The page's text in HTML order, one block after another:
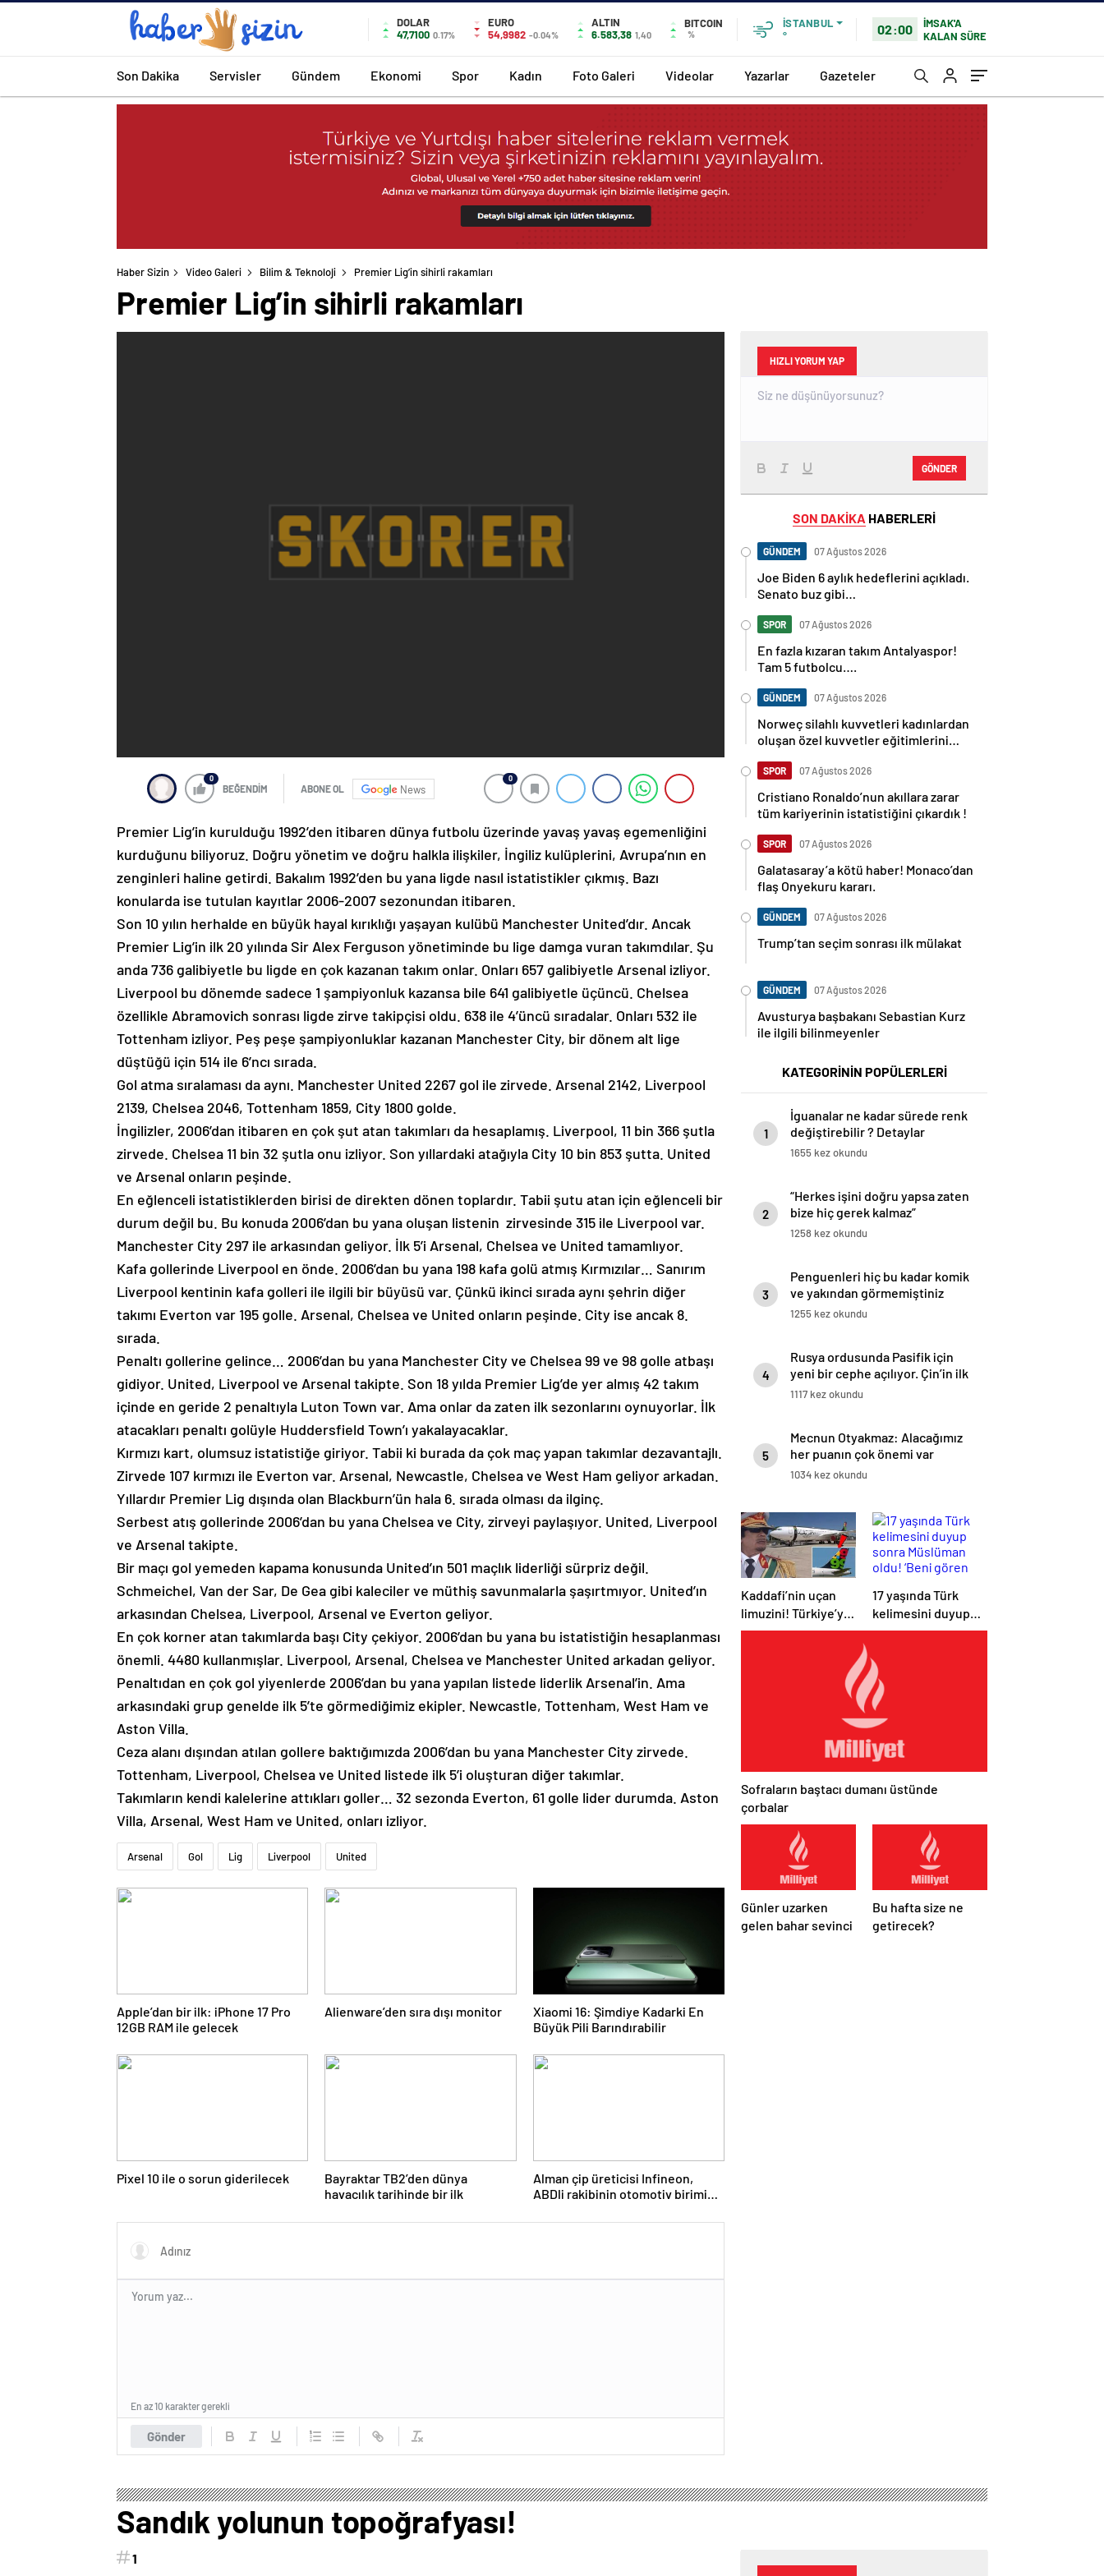
DOLAR
47,7100 0.17%
EURO
54,9982 -0.04%
ALTIN
6.583,38 1,40
BITCOIN
%
İSTANBUL
°
02:00
İMSAK'A
KALAN SÜRE
Son Dakika Servisler Gündem Ekonomi Spor Kadın Foto Galeri Videolar Yazarlar Gazeteler
Haber Sizin Video Galeri Bilim & Teknoloji Premier Lig’in sihirli rakamları
Premier Lig’in sihirli rakamları
0
BEĞENDİM ABONE OL News
0
Premier Lig’in kurulduğu 1992’den itibaren dünya futbolu üzerinde yavaş yavaş egemenliğini
kurduğunu biliyoruz. Doğru yönetim ve doğru halkla ilişkiler, İngiliz kulüplerini, Avrupa’nın en
zenginleri haline getirdi. Bakalım 1992’den bu yana ligde nasıl istatistikler çıkmış. Bazı
konularda ise tutulan kayıtlar 2006-2007 sezonundan itibaren.
Son 10 yılın herhalde en büyük hayal kırıklığı yaşayan kulübü Manchester United’dır. Ancak
Premier Lig’in ilk 20 yılında Sir Alex Ferguson yönetiminde bu lige damga vuran takımdılar. Şu
anda 736 galibiyetle bu ligde en çok kazanan takım onlar. Onları 657 galibiyetle Arsenal izliyor.
Liverpool bu dönemde sadece 1 şampiyonluk kazansa bile 641 galibiyetle üçüncü. Chelsea
özellikle Abramovich sonrası ligde zirve takipçisi oldu. 638 ile 4’üncü sıradalar. Onları 532 ile
Tottenham izliyor. Peş peşe şampiyonluklar kazanan Manchester City, bir dönem alt lige
düştüğü için 514 ile 6’ncı sırada.
Gol atma sıralaması da aynı. Manchester United 2267 gol ile zirvede. Arsenal 2142, Liverpool
2139, Chelsea 2046, Tottenham 1859, City 1800 golde.
İngilizler, 2006’dan itibaren en çok şut atan takımları da hesaplamış. Liverpool, 11 bin 366 şutla
zirvede. Chelsea 11 bin 32 şutla onu izliyor. Son yıllardaki atağıyla City 10 bin 853 şutta. United
ve Arsenal onların peşinde.
En eğlenceli istatistiklerden birisi de direkten dönen toplardır. Tabii şutu atan için eğlenceli bir
durum değil bu. Bu konuda 2006’dan bu yana oluşan listenin zirvesinde 315 ile Liverpool var.
Manchester City 297 ile arkasından geliyor. İlk 5’i Arsenal, Chelsea ve United tamamlıyor.
Kafa gollerinde Liverpool en önde. 2006’dan bu yana 198 kafa golü atmış Kırmızılar… Sanırım
Liverpool kentinin kafa golleri ile ilgili bir büyüsü var. Çünkü ikinci sırada aynı şehrin diğer
takımı Everton var 195 golle. Arsenal, Chelsea ve United onların peşinde. City ise ancak 8.
sırada.
Penaltı gollerine gelince… 2006’dan bu yana Manchester City ve Chelsea 99 ve 98 golle atbaşı
gidiyor. United, Liverpool ve Arsenal takipte. Son 18 yılda Premier Lig’de yer almış 42 takım
içinde en geride 2 penaltıyla Luton Town var. Ama onlar da zaten ilk sezonlarını oynuyorlar. İlk
atacakları penaltı golüyle Huddersfield Town’ı yakalayacaklar.
Kırmızı kart, olumsuz istatistiğe giriyor. Tabii ki burada da çok maç yapan takımlar dezavantajlı.
Zirvede 107 kırmızı ile Everton var. Arsenal, Newcastle, Chelsea ve West Ham geliyor arkadan.
Yıllardır Premier Lig dışında olan Blackburn’ün hala 6. sırada olması da ilginç.
Serbest atış gollerinde 2006’dan bu yana Chelsea ve City, zirveyi paylaşıyor. United, Liverpool
ve Arsenal takipte.
Bir maçı gol yemeden kapama konusunda United’ın 501 maçlık liderliği sürpriz değil.
Schmeichel, Van der Sar, De Gea gibi kaleciler ve müthiş savunmalarla şaşırtmıyor. United’ın
arkasından Chelsea, Liverpool, Arsenal ve Everton geliyor.
En çok korner atan takımlarda başı City çekiyor. 2006’dan bu yana bu istatistiğin hesaplanması
önemli. 4480 kullanmışlar. Liverpool, Arsenal, Chelsea ve Manchester United arkadan geliyor.
Penaltıdan en çok gol yiyenlerde 2006’dan bu yana yapılan listede liderlik Arsenal’in. Ama
arkasındaki grup genelde ilk 5’te görmediğimiz ekipler. Newcastle, Tottenham, West Ham ve
Aston Villa.
Ceza alanı dışından atılan gollere baktığımızda 2006’dan bu yana Manchester City zirvede.
Tottenham, Liverpool, Chelsea ve United listede ilk 5’i oluşturan diğer takımlar.
Takımların kendi kalelerine attıkları goller… 32 sezonda Everton, 61 golle lider durumda. Aston
Villa, Arsenal, West Ham ve United, onları izliyor.
Arsenal Gol Lig Liverpool United
Apple’dan bir ilk: iPhone 17 Pro
12GB RAM ile gelecek
Alienware’den sıra dışı monitor
Xiaomi 16: Şimdiye Kadarki En
Büyük Pili Barındırabilir
Pixel 10 ile o sorun giderilecek
Bayraktar TB2’den dünya
havacılık tarihinde bir ilk
Alman çip üreticisi Infineon,
ABDli rakibinin otomotiv birimini
Gönder
En az 10 karakter gerekli
HIZLI YORUM YAP
GÖNDER
SON DAKİKA HABERLERİ
GÜNDEM 07 Ağustos 2026
Joe Biden 6 aylık hedeflerini açıkladı.
Senato buz gibi…
SPOR 07 Ağustos 2026
En fazla kızaran takım Antalyaspor!
Tam 5 futbolcu….
GÜNDEM 07 Ağustos 2026
Norweç silahlı kuvvetleri kadınlardan
oluşan özel kuvvetler eğitimlerini
SPOR 07 Ağustos 2026
Cristiano Ronaldo’nun akıllara zarar
tüm kariyerinin istatistiğini çıkardık !
SPOR 07 Ağustos 2026
Galatasaray’a kötü haber! Monaco’dan
flaş Onyekuru kararı.
GÜNDEM 07 Ağustos 2026
Trump’tan seçim sonrası ilk mülakat
GÜNDEM 07 Ağustos 2026
Avusturya başbakanı Sebastian Kurz
ile ilgili bilinmeyenler
KATEGORİNİN POPÜLERLERİ
1
İguanalar ne kadar sürede renk
değiştirebilir ? Detaylar
burada…
1655 kez okundu
2
“Herkes işini doğru yapsa zaten
bize hiç gerek kalmaz”
1258 kez okundu
3
Penguenleri hiç bu kadar komik
ve yakından görmemiştiniz
1255 kez okundu
4
Rusya ordusunda Pasifik için
yeni bir cephe açılıyor. Çin’in ilk
tepkisi!
1117 kez okundu
5
Mecnun Otyakmaz: Alacağımız
her puanın çok önemi var
1034 kez okundu
Kaddafi’nin uçan
limuzini! Türkiye’ye
de gelmiş, her
17 yaşında Türk
kelimesini duyup
sonra Müslüman
Barbie zannediyor’
Sofraların baştacı dumanı üstünde
çorbalar
Günler uzarken
gelen bahar sevinci
Bu hafta size ne
getirecek?
Sandık yolunun topoğrafyası!
1